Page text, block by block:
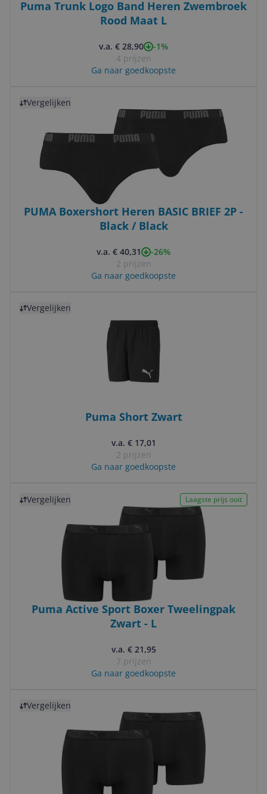
Puma Trunk Logo Band Heren Zwembroek
Rood Maat L
v.a. € 28,90
-1%
4 prijzen
Ga naar goedkoopste
Vergelijken
PUMA Boxershort Heren BASIC BRIEF 2P -
Black / Black
v.a. € 40,31
-26%
2 prijzen
Ga naar goedkoopste
Vergelijken
Puma Short Zwart
v.a. € 17,01
2 prijzen
Ga naar goedkoopste
Vergelijken Laagste prijs ooit
Puma Active Sport Boxer Tweelingpak
Zwart - L
v.a. € 21,95
7 prijzen
Ga naar goedkoopste
Vergelijken